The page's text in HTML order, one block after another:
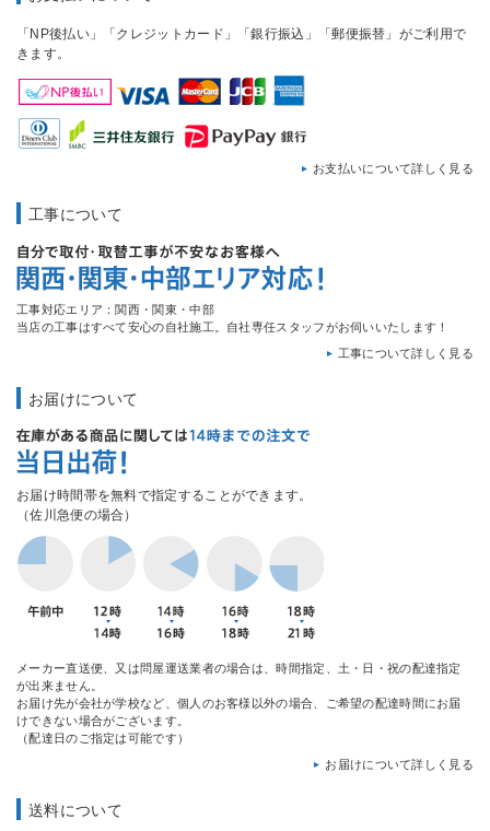
「NP後払い」「クレジットカード」「銀行振込」「郵便振替」がご利用で
きます。
お支払いについて詳しく見る
工事について
工事対応エリア：関西・関東・中部
当店の工事はすべて安心の自社施工。自社専任スタッフがお伺いいたします！
工事について詳しく見る
お届けについて
お届け時間帯を無料で指定することができます。
（佐川急便の場合）
メーカー直送便、又は問屋運送業者の場合は、時間指定、土・日・祝の配達指定
が出来ません。
お届け先が会社が学校など、個人のお客様以外の場合、ご希望の配達時間にお届
けできない場合がございます。
（配達日のご指定は可能です）
お届けについて詳しく見る
送料について